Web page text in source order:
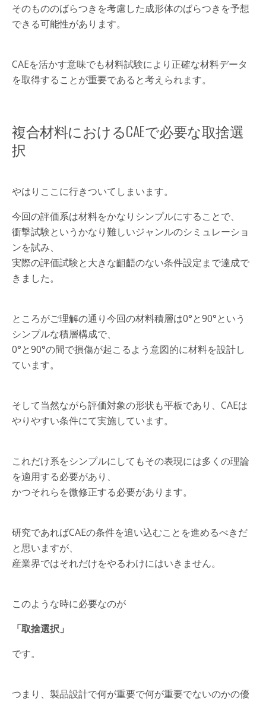
そのもののばらつきを考慮した成形体のばらつきを予想
できる可能性があります。
CAEを活かす意味でも材料試験により正確な材料データ
を取得することが重要であると考えられます。
複合材料におけるCAEで必要な取捨選
択
やはりここに行きついてしまいます。
今回の評価系は材料をかなりシンプルにすることで、
衝撃試験というかなり難しいジャンルのシミュレーショ
ンを試み、
実際の評価試験と大きな齟齬のない条件設定まで達成で
きました。
ところがご理解の通り今回の材料積層は0°と90°という
シンプルな積層構成で、
0°と90°の間で損傷が起こるよう意図的に材料を設計し
ています。
そして当然ながら評価対象の形状も平板であり、CAEは
やりやすい条件にて実施しています。
これだけ系をシンプルにしてもその表現には多くの理論
を適用する必要があり、
かつそれらを微修正する必要があります。
研究であればCAEの条件を追い込むことを進めるべきだ
と思いますが、
産業界ではそれだけをやるわけにはいきません。
このような時に必要なのが
「取捨選択」
です。
つまり、製品設計で何が重要で何が重要でないのかの優